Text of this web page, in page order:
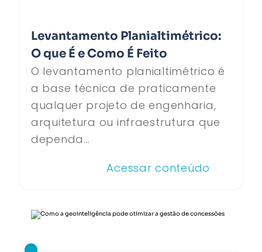
Levantamento Planialtimétrico:
O que É e Como É Feito
O levantamento planialtimétrico é
a base técnica de praticamente
qualquer projeto de engenharia,
arquitetura ou infraestrutura que
dependa...
Acessar conteúdo